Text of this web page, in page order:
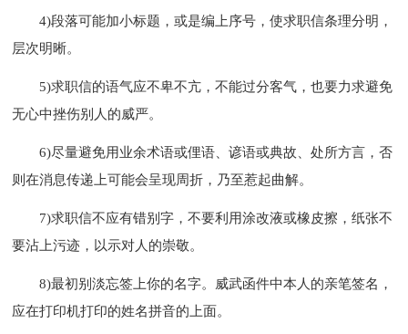
4)段落可能加小标题，或是编上序号，使求职信条理分明，
层次明晰。
5)求职信的语气应不卑不亢，不能过分客气，也要力求避免
无心中挫伤别人的威严。
6)尽量避免用业余术语或俚语、谚语或典故、处所方言，否
则在消息传递上可能会呈现周折，乃至惹起曲解。
7)求职信不应有错别字，不要利用涂改液或橡皮擦，纸张不
要沾上污迹，以示对人的崇敬。
8)最初别淡忘签上你的名字。威武函件中本人的亲笔签名，
应在打印机打印的姓名拼音的上面。